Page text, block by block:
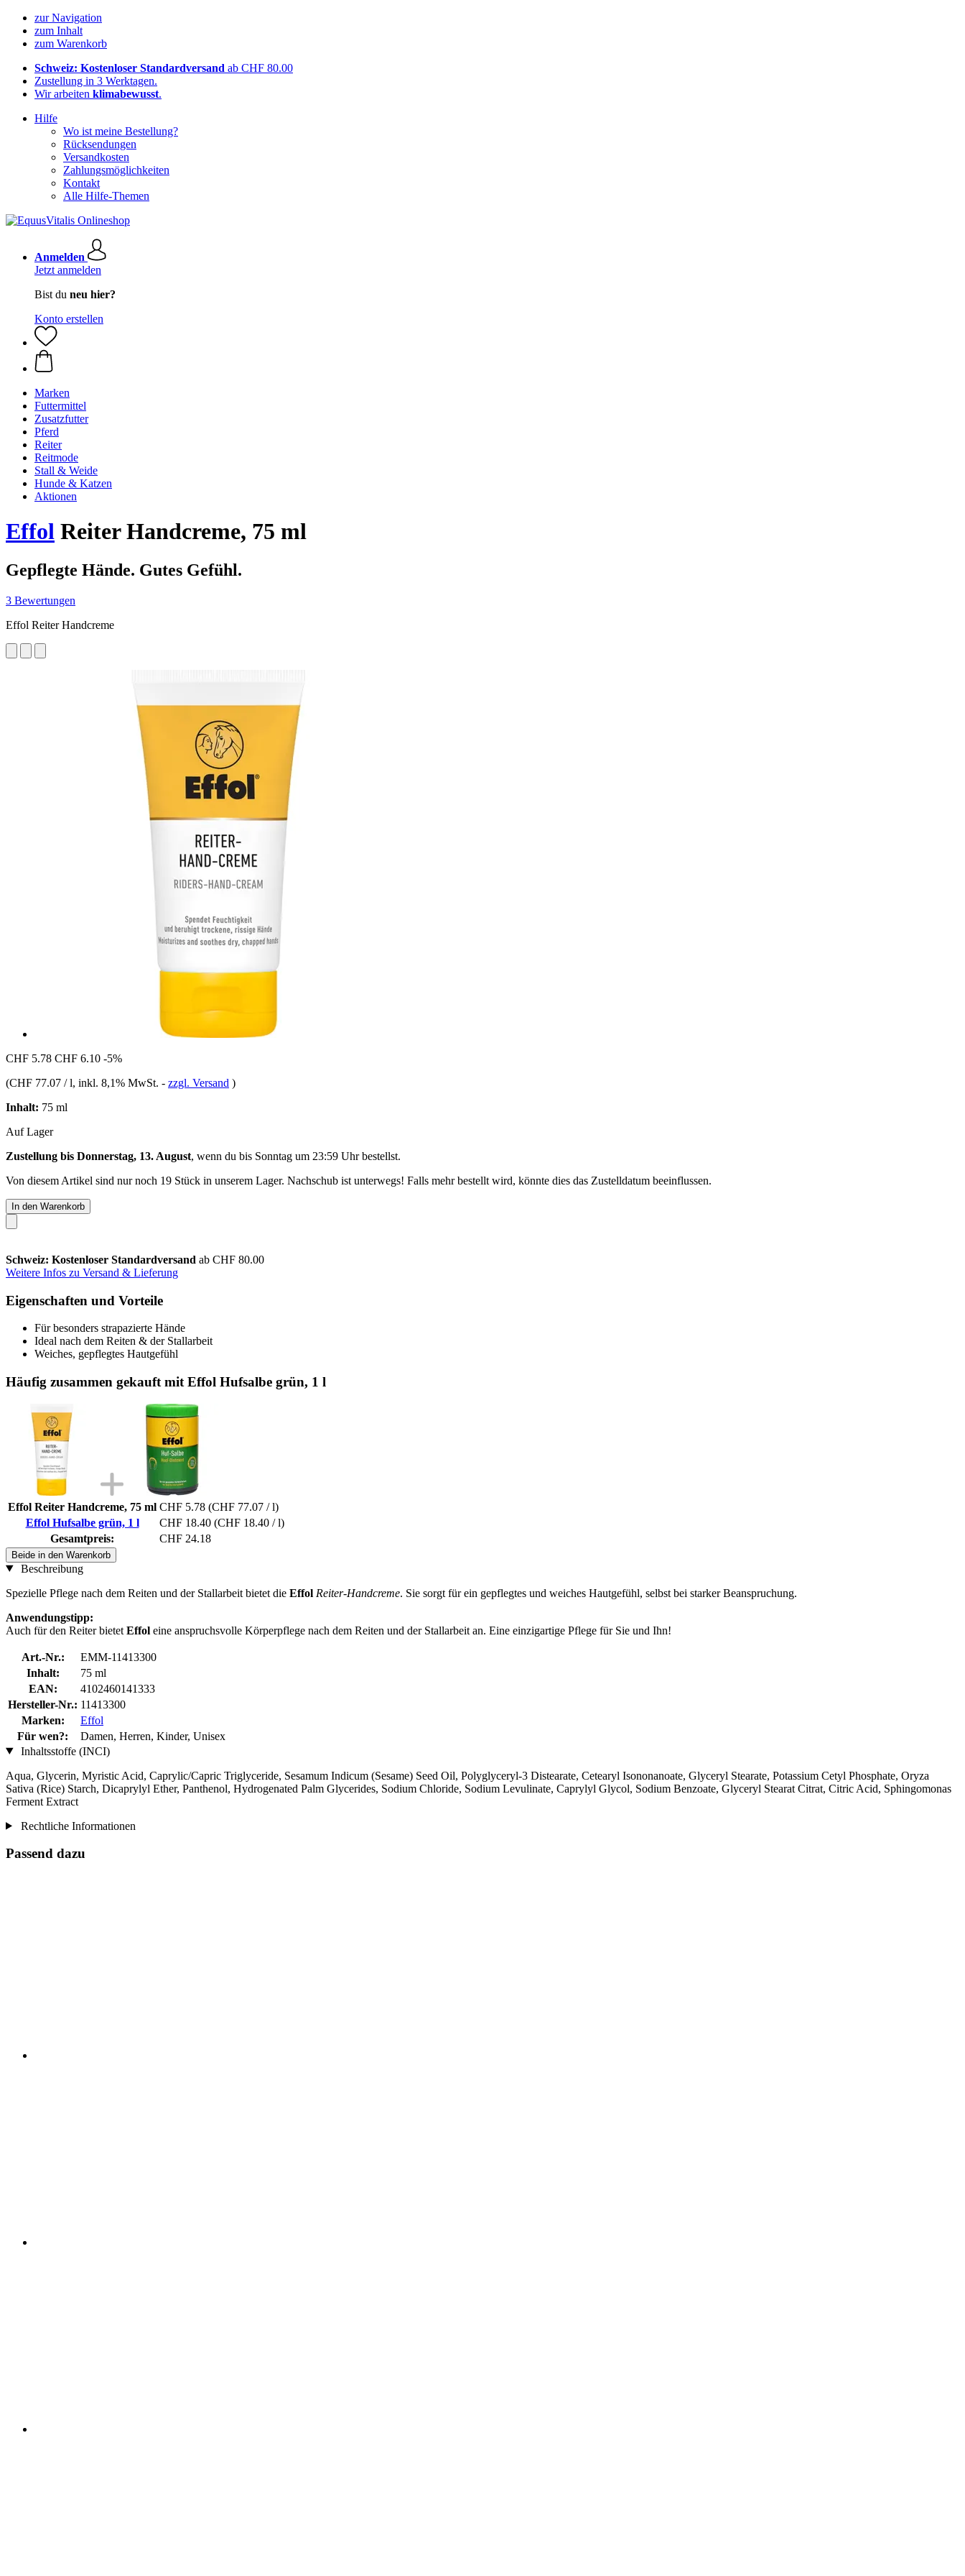
zur Navigation
zum Inhalt
zum Warenkorb
Schweiz: Kostenloser Standardversand ab CHF 80.00
Zustellung in 3 Werktagen.
Wir arbeiten klimabewusst.
Hilfe
Wo ist meine Bestellung?
Rücksendungen
Versandkosten
Zahlungsmöglichkeiten
Kontakt
Alle Hilfe-Themen
Anmelden
Jetzt anmelden
Bist du neu hier?
Konto erstellen
Marken
Futtermittel
Zusatzfutter
Pferd
Reiter
Reitmode
Stall & Weide
Hunde & Katzen
Aktionen
Effol Reiter Handcreme, 75 ml
Gepflegte Hände. Gutes Gefühl.
3 Bewertungen
Effol Reiter Handcreme
CHF 5.78 CHF 6.10 -5%
(CHF 77.07 / l, inkl. 8,1% MwSt. - zzgl. Versand )
Inhalt: 75 ml
Auf Lager
Zustellung bis Donnerstag, 13. August, wenn du bis Sonntag um 23:59 Uhrbestellst.
Von diesem Artikel sind nur noch 19 Stück in unserem Lager. Nachschub ist unterwegs! Falls mehr bestellt wird, könnte dies das Zustelldatum beeinflussen.
In den Warenkorb
Schweiz: Kostenloser Standardversand ab CHF 80.00
Weitere Infos zu Versand & Lieferung
Eigenschaften und Vorteile
Für besonders strapazierte Hände
Ideal nach dem Reiten & der Stallarbeit
Weiches, gepflegtes Hautgefühl
Häufig zusammen gekauft mit Effol Hufsalbe grün, 1 l
Effol Reiter Handcreme, 75 ml CHF 5.78 (CHF 77.07 / l)
Effol Hufsalbe grün, 1 l
CHF 18.40 (CHF 18.40 / l)
Gesamtpreis:
CHF 24.18
Beide in den Warenkorb
Beschreibung
Spezielle Pflege nach dem Reiten und der Stallarbeit bietet die Effol Reiter-Handcreme. Sie sorgt für ein gepflegtes und weiches Hautgefühl, selbst bei starker Beanspruchung.
Anwendungstipp:
Auch für den Reiter bietet Effol eine anspruchsvolle Körperpflege nach dem Reiten und der Stallarbeit an. Eine einzigartige Pflege für Sie und Ihn!
Art.-Nr.:
EMM-11413300
Inhalt:
75 ml
EAN:
4102460141333
Hersteller-Nr.: 11413300
Marken:
Effol
Für wen?:
Damen, Herren, Kinder, Unisex
Inhaltsstoffe (INCI)
Aqua, Glycerin, Myristic Acid, Caprylic/Capric Triglyceride, Sesamum Indicum (Sesame) Seed Oil, Polyglyceryl-3 Distearate, Cetearyl Isononanoate, Glyceryl Stearate, Potassium Cetyl Phosphate, Oryza
Sativa (Rice) Starch, Dicaprylyl Ether, Panthenol, Hydrogenated Palm Glycerides, Sodium Chloride, Sodium Levulinate, Caprylyl Glycol, Sodium Benzoate, Glyceryl Stearat Citrat, Citric Acid, Sphingomonas
Ferment Extract
Rechtliche Informationen
Passend dazu